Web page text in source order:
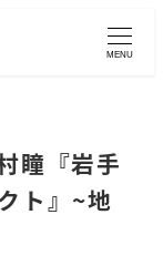
MENU
瞳『岩手
ト』~地